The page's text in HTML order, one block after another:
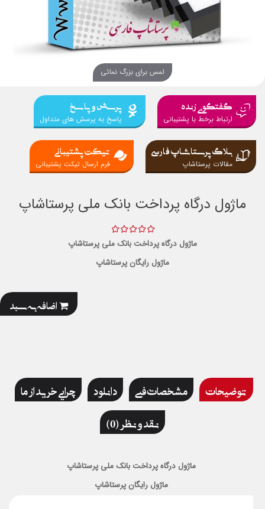
لمس برای بزرگ نمائی
گفتگوی زنده
ارتباط برخط با پشتیبانی
پرسش و پاسخ
پاسخ به پرسش های متداول
بلاگ پرستاشاپ فارسی
مقالات پرستاشاپ
تیکت پشتیبانی
فرم ارسال تیکت پشتیبانی
ماژول درگاه پرداخت بانک ملی پرستاشاپ
ماژول درگاه پرداخت بانک ملی پرستاشاپ
ماژول رایگان پرستاشاپ
اضافه به سبد
توضیحات مشخصات فنی دانلود
چرایی خرید از ما
نقد و نظر (0)
ماژول درگاه پرداخت بانک ملی پرستاشاپ
ماژول رایگان پرستاشاپ